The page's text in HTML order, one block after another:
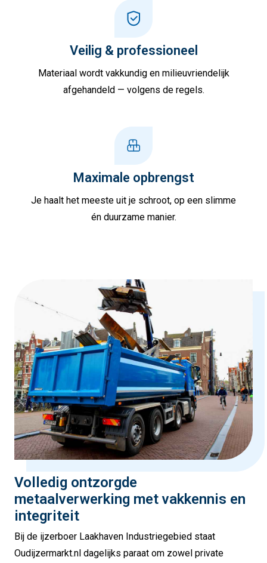
Veilig & professioneel
Materiaal wordt vakkundig en milieuvriendelijk
afgehandeld — volgens de regels.
Maximale opbrengst
Je haalt het meeste uit je schroot, op een slimme
én duurzame manier.
Volledig ontzorgde
metaalverwerking met vakkennis en
integriteit
Bij de ijzerboer Laakhaven Industriegebied staat
Oudijzermarkt.nl dagelijks paraat om zowel private